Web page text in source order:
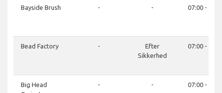
Bayside Brush - - 07:00 -
Bead Factory -
Efter
Sikkerhed
07:00 -
Big Head
- - 07:00 -